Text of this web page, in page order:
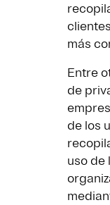
más
Entre
de
de los
uso de